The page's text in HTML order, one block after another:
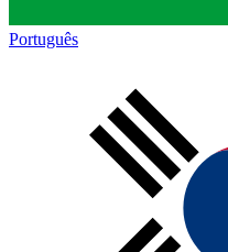
Português